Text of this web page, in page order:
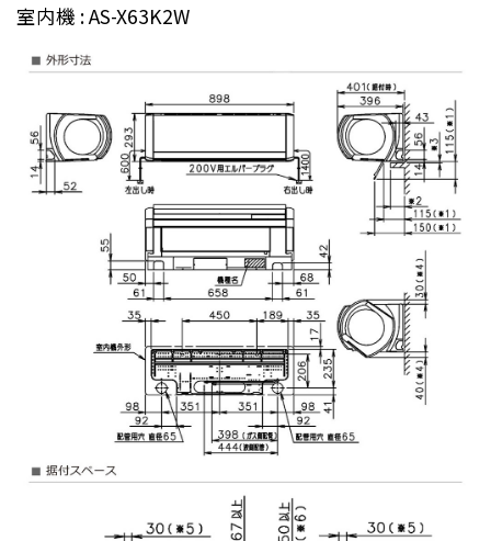
室内機 : AS-X63K2W